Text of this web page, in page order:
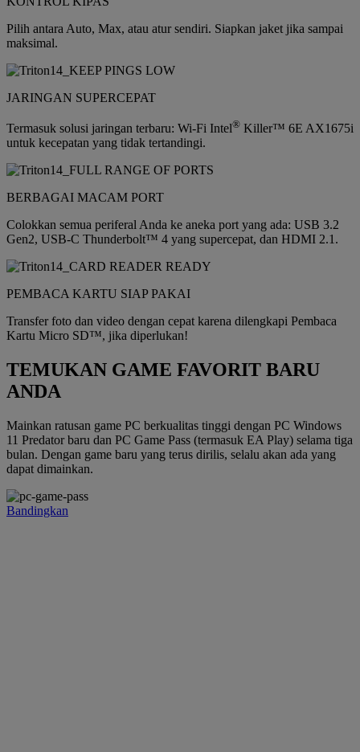
Pilih antara Auto, Max, atau atur sendiri. Siapkan jaket jika sampai
maksimal.
JARINGAN SUPERCEPAT
Termasuk solusi jaringan terbaru: Wi-Fi Intel® Killer™ 6E AX1675i
untuk kecepatan yang tidak tertandingi.
BERBAGAI MACAM PORT
Colokkan semua periferal Anda ke aneka port yang ada: USB 3.2
Gen2, USB-C Thunderbolt™ 4 yang supercepat, dan HDMI 2.1.
PEMBACA KARTU SIAP PAKAI
Transfer foto dan video dengan cepat karena dilengkapi Pembaca
Kartu Micro SD™, jika diperlukan!
TEMUKAN GAME FAVORIT BARU
ANDA
Mainkan ratusan game PC berkualitas tinggi dengan PC Windows
11 Predator baru dan PC Game Pass (termasuk EA Play) selama tiga
bulan. Dengan game baru yang terus dirilis, selalu akan ada yang
dapat dimainkan.
Bandingkan